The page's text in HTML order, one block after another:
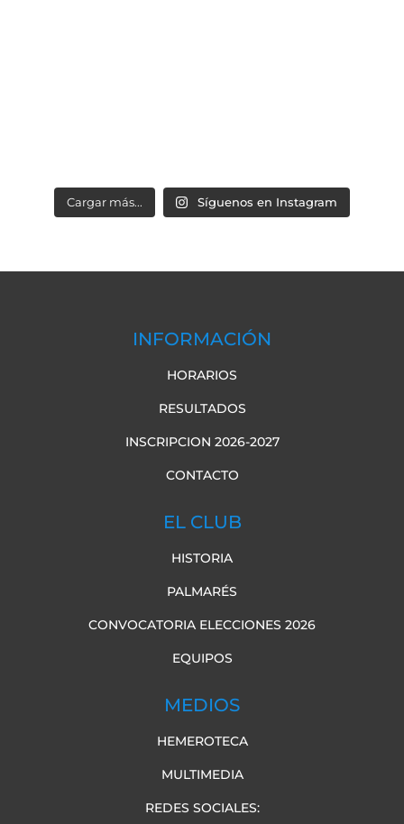
Cargar más... Síguenos en Instagram
INFORMACIÓN
HORARIOS
RESULTADOS
INSCRIPCION 2026-2027
CONTACTO
EL CLUB
HISTORIA
PALMARÉS
CONVOCATORIA ELECCIONES 2026
EQUIPOS
MEDIOS
HEMEROTECA
MULTIMEDIA
REDES SOCIALES: